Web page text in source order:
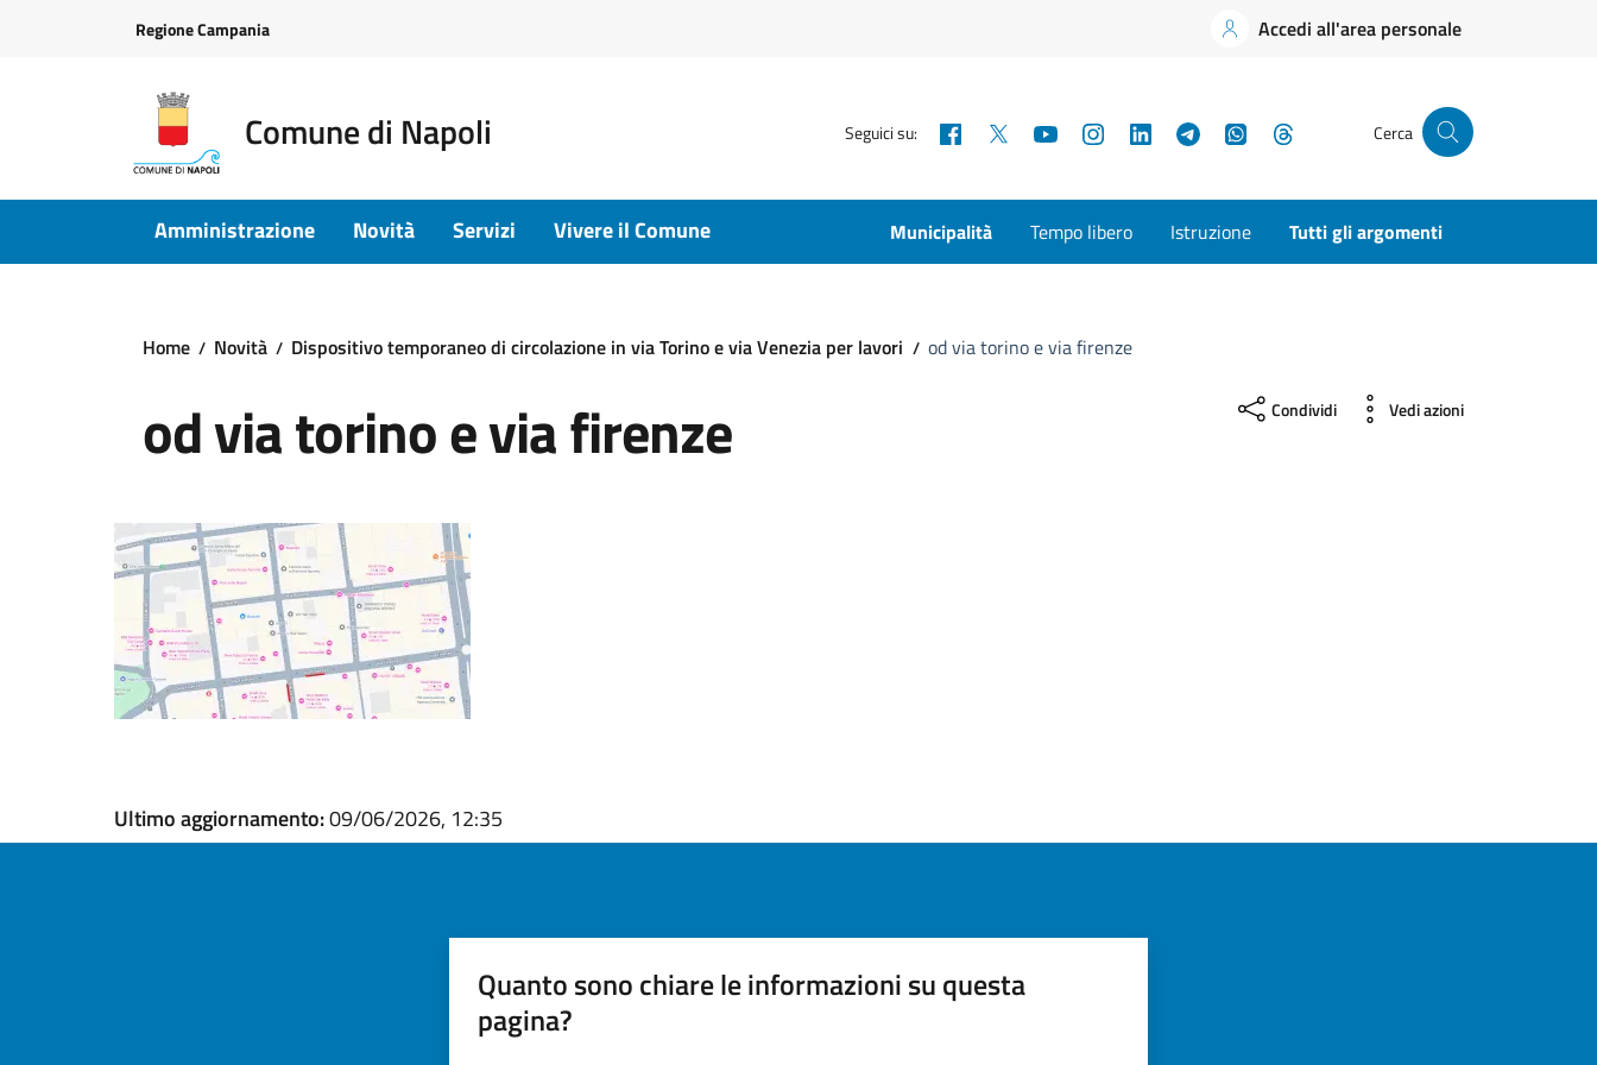
Regione Campania Accedi all'area personale
Comune di Napoli Seguici su: Facebook YouTubeInstagramLinkedInTelegramWhatsApp Cerca
Amministrazione Novità Servizi Vivere il Comune Municipalità Tempo libero Istruzione Tutti gli argomenti
Home Novità Dispositivo temporaneo di circolazione in via Torino e via Venezia per lavori od via torino e via firenze
od via torino e via firenze Condividi Vedi azioni
Ultimo aggiornamento:09/06/2026, 12:35
Quanto sono chiare le informazioni su questa
pagina?